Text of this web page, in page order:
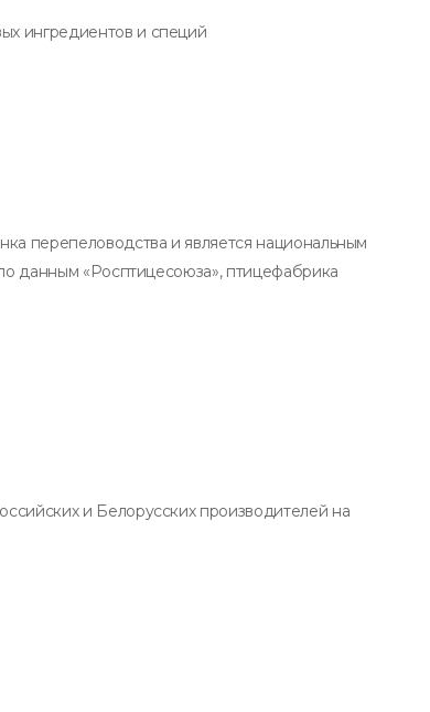
ингредиентов и специй
перепеловодства и является национальным
данным «Росптицесоюза», птицефабрика
и Белорусских производителей на